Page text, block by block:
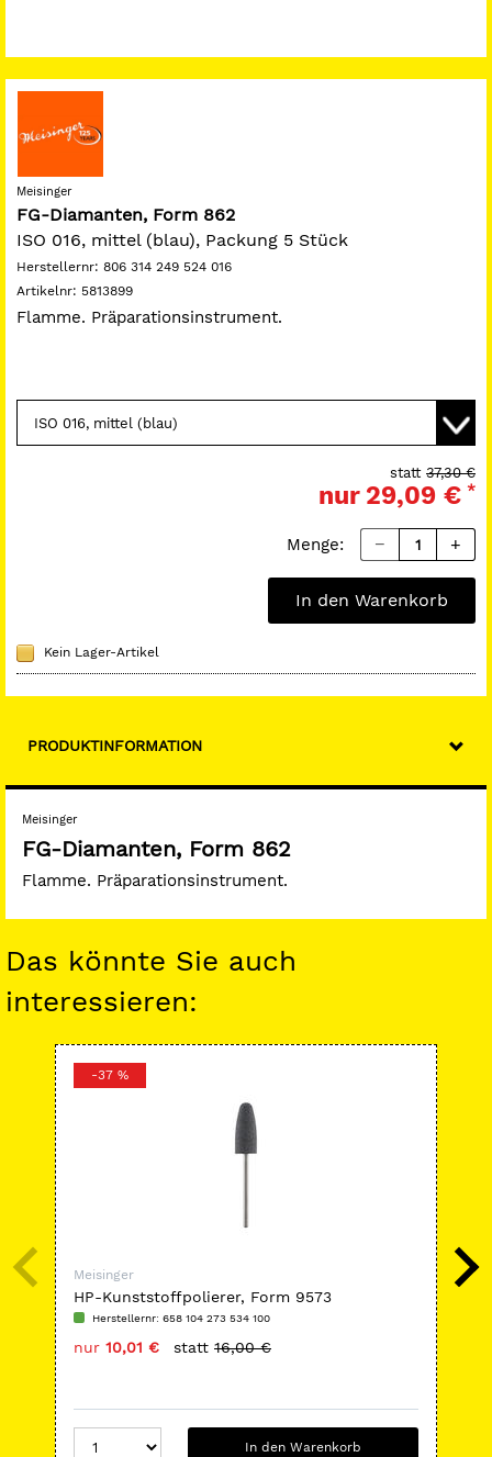
Meisinger
FG-Diamanten, Form 862
ISO 016, mittel (blau), Packung 5 Stück
Herstellernr: 806 314 249 524 016
Artikelnr: 5813899
Flamme. Präparationsinstrument.
37,30 €
statt
nur 29,09 € *
Menge:
In den Warenkorb
Kein Lager-Artikel
PRODUKTINFORMATION
Meisinger
FG-Diamanten, Form 862
Flamme. Präparationsinstrument.
Das könnte Sie auch
interessieren:
-37 %
Meisinger
HP-Kunststoffpolierer, Form 9573
Herstellernr: 658 104 273 534 100
nur 10,01 € statt 16,00 €
In den Warenkorb